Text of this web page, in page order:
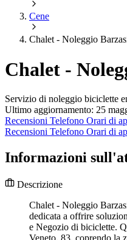
Cene
Chalet - Noleggio
Chalet -
Servizio di noleggio biciclette
Ultimo aggiornamento: 25
Recensioni Telefono Orari di
Recensioni Telefono Orari di
Informazioni
Descrizione
Chalet - Noleggio
dedicata a offrire
e Negozio di biciclette.
Veneto, 83, coprendo la